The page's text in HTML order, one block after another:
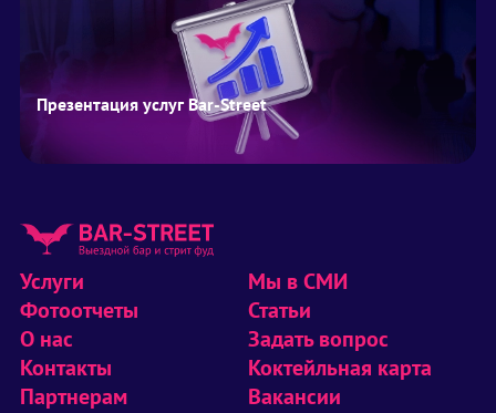
Презентация услуг Bar-Street
Услуги
Фотоотчеты
О нас
Контакты
Партнерам
Мы в СМИ
Статьи
Задать вопрос
Коктейльная карта
Вакансии